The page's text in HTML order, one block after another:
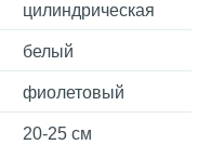
цилиндрическая
белый
фиолетовый
20-25 см